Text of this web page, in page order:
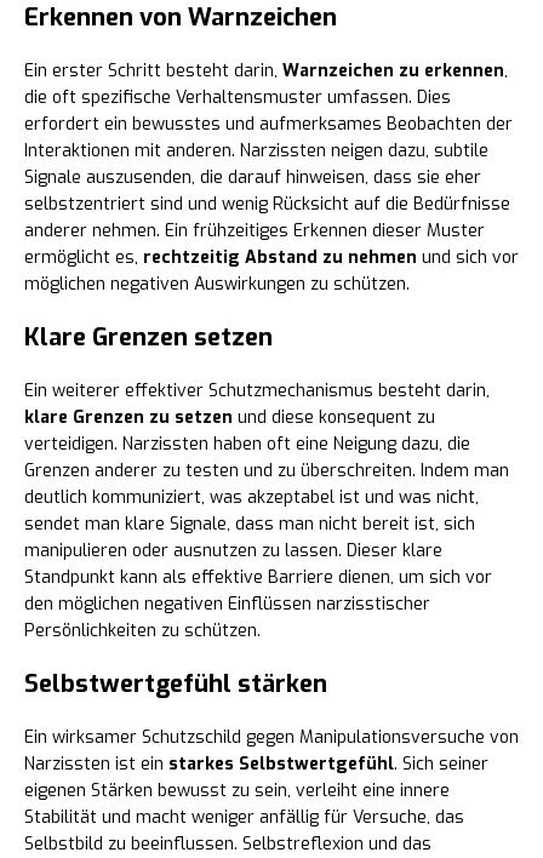
Erkennen von Warnzeichen
Ein erster Schritt besteht darin, Warnzeichen zu erkennen,
die oft spezifische Verhaltensmuster umfassen. Dies
erfordert ein bewusstes und aufmerksames Beobachten der
Interaktionen mit anderen. Narzissten neigen dazu, subtile
Signale auszusenden, die darauf hinweisen, dass sie eher
selbstzentriert sind und wenig Rücksicht auf die Bedürfnisse
anderer nehmen. Ein frühzeitiges Erkennen dieser Muster
ermöglicht es, rechtzeitig Abstand zu nehmen und sich vor
möglichen negativen Auswirkungen zu schützen.
Klare Grenzen setzen
Ein weiterer effektiver Schutzmechanismus besteht darin,
klare Grenzen zu setzen und diese konsequent zu
verteidigen. Narzissten haben oft eine Neigung dazu, die
Grenzen anderer zu testen und zu überschreiten. Indem man
deutlich kommuniziert, was akzeptabel ist und was nicht,
sendet man klare Signale, dass man nicht bereit ist, sich
manipulieren oder ausnutzen zu lassen. Dieser klare
Standpunkt kann als effektive Barriere dienen, um sich vor
den möglichen negativen Einflüssen narzisstischer
Persönlichkeiten zu schützen.
Selbstwertgefühl stärken
Ein wirksamer Schutzschild gegen Manipulationsversuche von
Narzissten ist ein starkes Selbstwertgefühl. Sich seiner
eigenen Stärken bewusst zu sein, verleiht eine innere
Stabilität und macht weniger anfällig für Versuche, das
Selbstbild zu beeinflussen. Selbstreflexion und das